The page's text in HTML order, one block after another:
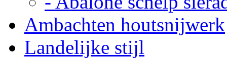
Ambachten houtsnijwerk
Landelijke stijl